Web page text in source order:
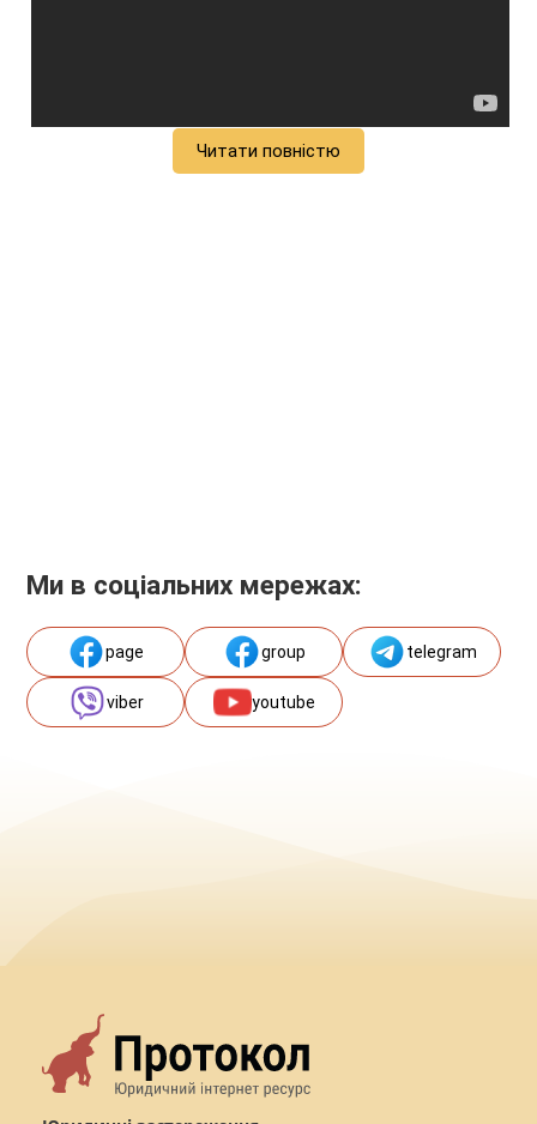
Читати повністю
Ми в соціальних мережах:
page group telegram
viber youtube